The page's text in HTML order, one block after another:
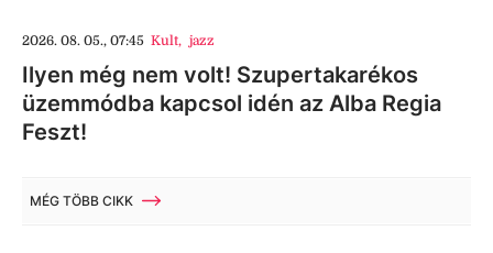
2026. 08. 05., 07:45 Kult, jazz
Ilyen még nem volt! Szupertakarékos
üzemmódba kapcsol idén az Alba Regia
Feszt!
MÉG TÖBB CIKK